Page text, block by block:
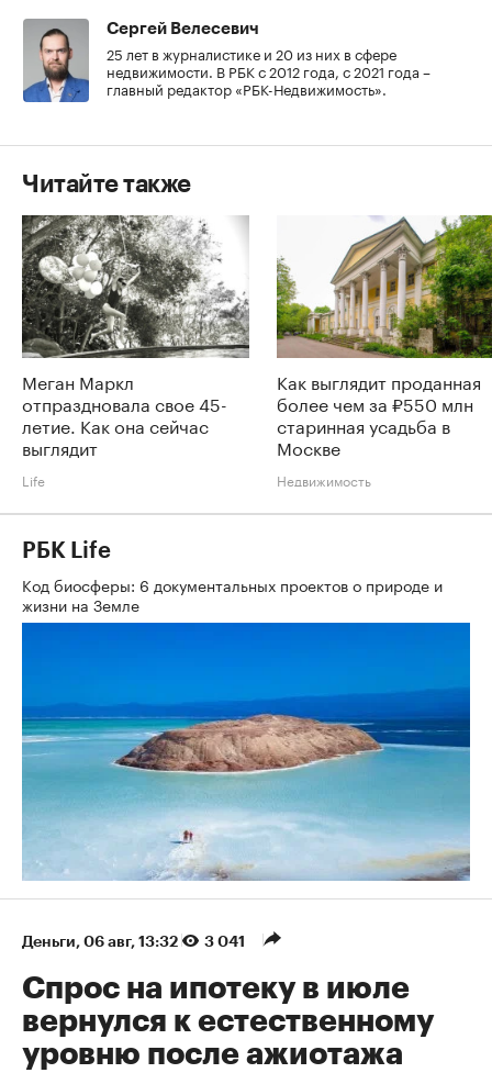
Сергей Велесевич
25 лет в журналистике и 20 из них в сфере
недвижимости. В РБК с 2012 года, с 2021 года –
главный редактор «РБК-Недвижимость».
Читайте также
Меган Маркл
отпраздновала свое 45-
летие. Как она сейчас
выглядит
Life
Как выглядит проданная
более чем за ₽550 млн
старинная усадьба в
Москве
Недвижимость
РБК Life
Код биосферы: 6 документальных проектов о природе и
жизни на Земле
Деньги⁠, 06 авг, 13:32 3 041
Спрос на ипотеку в июле
вернулся к естественному
уровню после ажиотажа